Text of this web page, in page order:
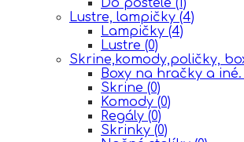
Lustre, lampičky (4)
Lampičky (4)
Lustre (0)
Skrine,komody,poličky,
Boxy na hračky a iné.
Skrine (0)
Komody (0)
Regály (0)
Skrinky (0)